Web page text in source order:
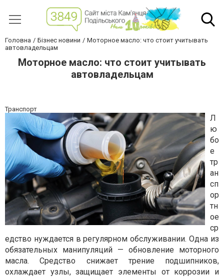
Головна Бізнес новини
Моторное масло: что стоит учитывать
автовладельцам
Моторное масло: что стоит учитывать
автовладельцам
Транспорт
Л
ю
бо
е
тр
ан
сп
ор
тн
ое
ср
едство нуждается в регулярном обслуживании. Одна из
обязательных манипуляций — обновление моторного
масла. Средство снижает трение подшипников,
охлаждает узлы, защищает элементы от коррозии и